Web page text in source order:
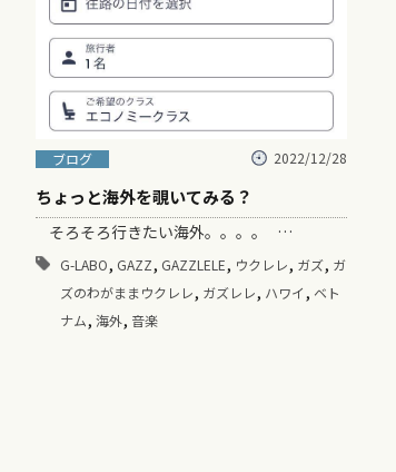
ブログ 2022/12/28
ちょっと海外を覗いてみる？
そろそろ行きたい海外。。。。 …
G-LABO, GAZZ, GAZZLELE, ウクレレ, ガズ, ガ
ズのわがままウクレレ, ガズレレ, ハワイ , ベト
ナム, 海外, 音楽